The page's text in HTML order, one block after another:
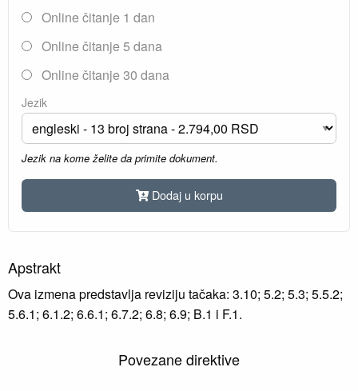
Online čitanje 1 dan
Online čitanje 5 dana
Online čitanje 30 dana
Jezik
Jezik na kome želite da primite dokument.
Dodaj u korpu
Apstrakt
Ova izmena predstavlja reviziju tačaka: 3.10; 5.2; 5.3; 5.5.2;
5.6.1; 6.1.2; 6.6.1; 6.7.2; 6.8; 6.9; B.1 i F.1.
Povezane direktive